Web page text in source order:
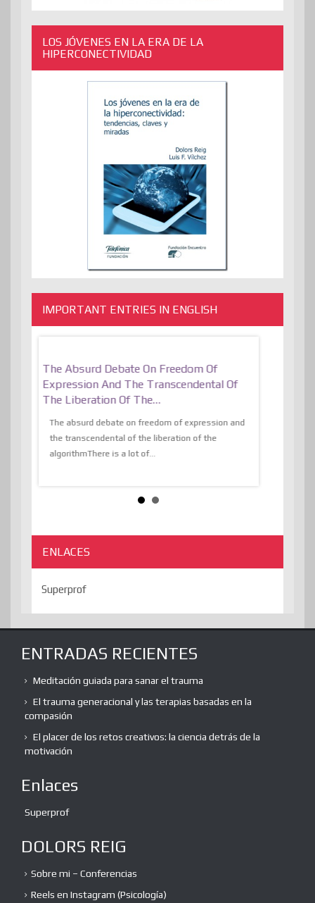
LOS JÓVENES EN LA ERA DE LA
HIPERCONECTIVIDAD
IMPORTANT ENTRIES IN ENGLISH
The Absurd Debate On Freedom Of
Expression And The Transcendental Of
The Liberation Of The…
The absurd debate on freedom of expression and
the transcendental of the liberation of the
algorithmThere is a lot of...
ENLACES
Superprof
ENTRADAS RECIENTES
Meditación guiada para sanar el trauma
El trauma generacional y las terapias basadas en la
compasión
El placer de los retos creativos: la ciencia detrás de la
motivación
Enlaces
Superprof
DOLORS REIG
Sobre mi – Conferencias
Reels en Instagram (Psicología)